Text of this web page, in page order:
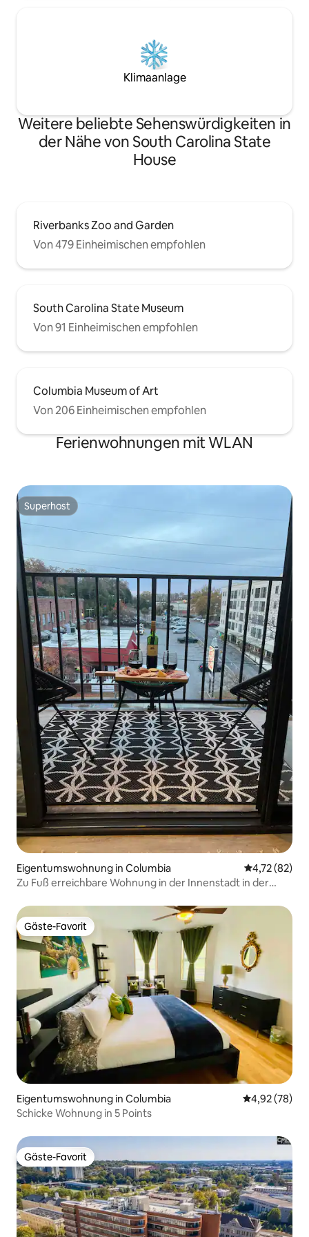
Klimaanlage
Weitere beliebte Sehenswürdigkeiten in
der Nähe von South Carolina State
House
Riverbanks Zoo and Garden
Von 479 Einheimischen empfohlen
South Carolina State Museum
Von 91 Einheimischen empfohlen
Columbia Museum of Art
Von 206 Einheimischen empfohlen
Ferienwohnungen mit WLAN
Superhost
Superhost
Eigentumswohnung in Columbia
4,72 (82)
Zu Fuß erreichbare Wohnung in der Innenstadt in der
Gäste-Favorit
Gäste-Favorit
Eigentumswohnung in Columbia
4,92 (78)
Schicke Wohnung in 5 Points
Gäste-Favorit
Gäste-Favorit